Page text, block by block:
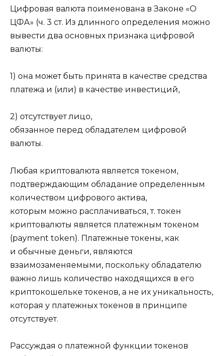
Цифровая валюта поименована в Законе «О
ЦФА» (ч. 3 ст. Из длинного определения можно
вывести два основных признака цифровой
валюты:
1) она может быть принята в качестве средства
платежа и (или) в качестве инвестиций,
2) отсутствует лицо,
обязанное перед обладателем цифровой
валюты.
Любая криптовалюта является токеном,
подтверждающим обладание определенным
количеством цифрового актива,
которым можно расплачиваться, т. токен
криптовалюты является платежным токеном
(payment token). Платежные токены, как
и обычные деньги, являются
взаимозаменяемыми, поскольку обладателю
важно лишь количество находящихся в его
криптокошельке токенов, а не их уникальность,
которая у платежных токенов в принципе
отсутствует.
Рассуждая о платежной функции токенов